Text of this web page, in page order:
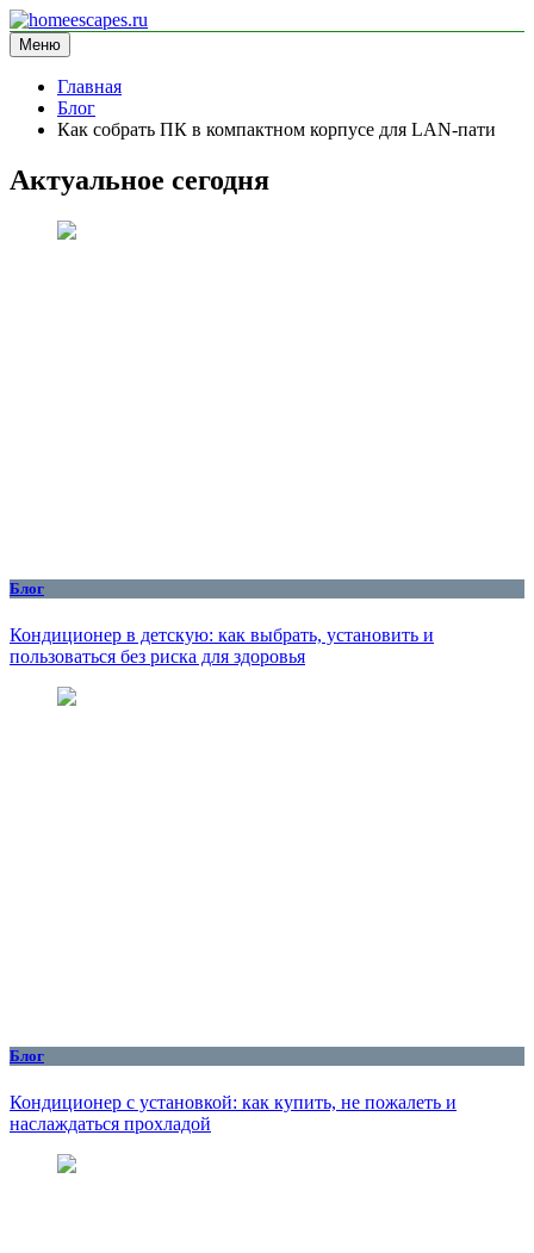
Перейти
к
содержимому
homeescapes.ru
информационный сайт
Меню
Главная
Блог
Как собрать ПК в компактном корпусе для LAN-пати
Актуальное сегодня
Блог
Кондиционер в детскую: как выбрать, установить и
пользоваться без риска для здоровья
Блог
Кондиционер с установкой: как купить, не пожалеть и
наслаждаться прохладой